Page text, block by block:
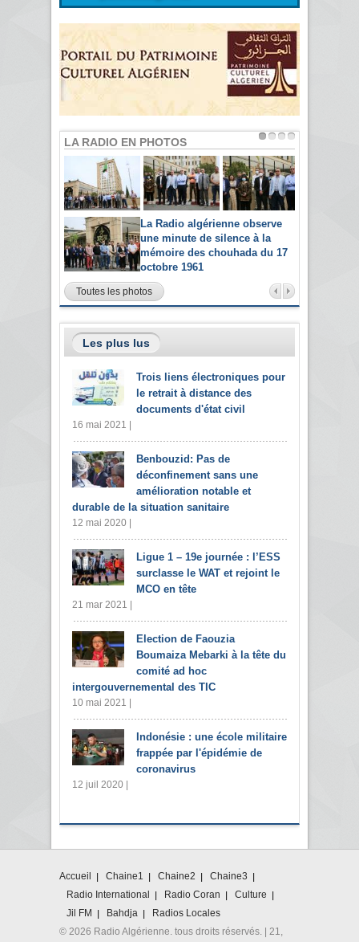
LA RADIO EN PHOTOS
La Radio algérienne observe
une minute de silence à la
mémoire des chouhada du 17
octobre 1961
Toutes les photos
Les plus lus
Trois liens électroniques pour
le retrait à distance des
documents d'état civil
16 mai 2021 |
Benbouzid: Pas de
déconfinement sans une
amélioration notable et
durable de la situation sanitaire
12 mai 2020 |
Ligue 1 – 19e journée : l’ESS
surclasse le WAT et rejoint le
MCO en tête
21 mar 2021 |
Election de Faouzia
Boumaiza Mebarki à la tête du
comité ad hoc
intergouvernemental des TIC
10 mai 2021 |
Indonésie : une école militaire
frappée par l'épidémie de
coronavirus
12 juil 2020 |
Accueil Chaine1 Chaine2
Chaine3
Radio International
Radio Coran
Culture
Jil FM
Bahdja
Radios Locales
© 2026 Radio Algérienne. tous droits réservés. | 21,